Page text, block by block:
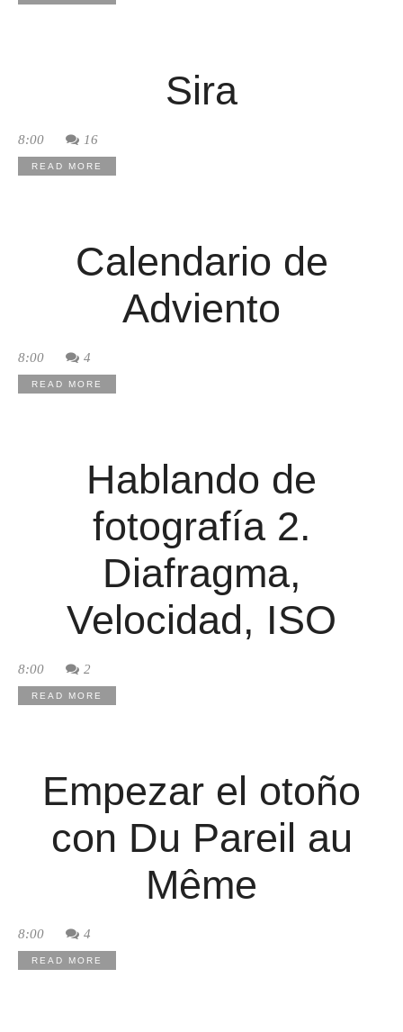
Sira
8:00 16
READ MORE
Calendario de
Adviento
8:00 4
READ MORE
Hablando de
fotografía 2.
Diafragma,
Velocidad, ISO
8:00 2
READ MORE
Empezar el otoño
con Du Pareil au
Même
8:00 4
READ MORE